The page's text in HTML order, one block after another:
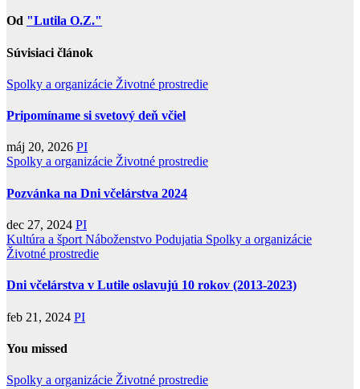
Od "Lutila O.Z."
Súvisiaci článok
Spolky a organizácie Životné prostredie
Pripomíname si svetový deň včiel
máj 20, 2026 PI
Spolky a organizácie Životné prostredie
Pozvánka na Dni včelárstva 2024
dec 27, 2024 PI
Kultúra a šport Náboženstvo Podujatia Spolky a organizácie
Životné prostredie
Dni včelárstva v Lutile oslavujú 10 rokov (2013-2023)
feb 21, 2024 PI
You missed
Spolky a organizácie Životné prostredie